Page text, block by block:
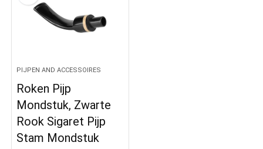
PIJPEN AND ACCESSOIRES
Roken Pijp
Mondstuk, Zwarte
Rook Sigaret Pijp
Stam Mondstuk